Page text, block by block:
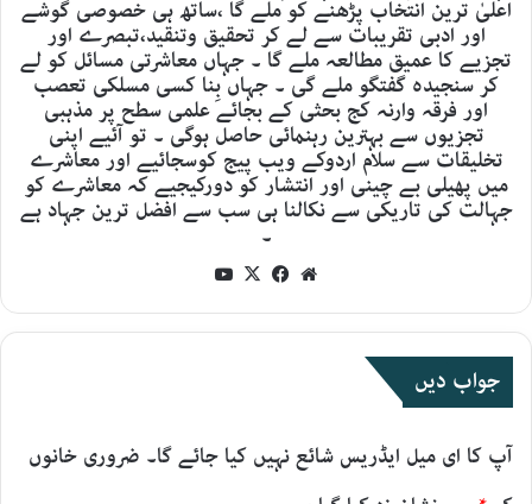
اعلیٰ ترین انتخاب پڑھنے کو ملے گا ،ساتھ ہی خصوصی گوشے
اور ادبی تقریبات سے لے کر تحقیق وتنقید،تبصرے اور
تجزیے کا عمیق مطالعہ ملے گا ۔ جہاں معاشرتی مسائل کو لے
کر سنجیدہ گفتگو ملے گی ۔ جہاں بِنا کسی مسلکی تعصب
اور فرقہ وارنہ کج بحثی کے بجائے علمی سطح پر مذہبی
تجزیوں سے بہترین رہنمائی حاصل ہوگی ۔ تو آئیے اپنی
تخلیقات سے سلام اردوکے ویب پیج کوسجائیے اور معاشرے
میں پھیلی بے چینی اور انتشار کو دورکیجیے کہ معاشرے کو
جہالت کی تاریکی سے نکالنا ہی سب سے افضل ترین جہاد ہے
۔
Website
Facebook
X
جواب دیں
آپ کا ای میل ایڈریس شائع نہیں کیا جائے گا۔ ضروری خانوں